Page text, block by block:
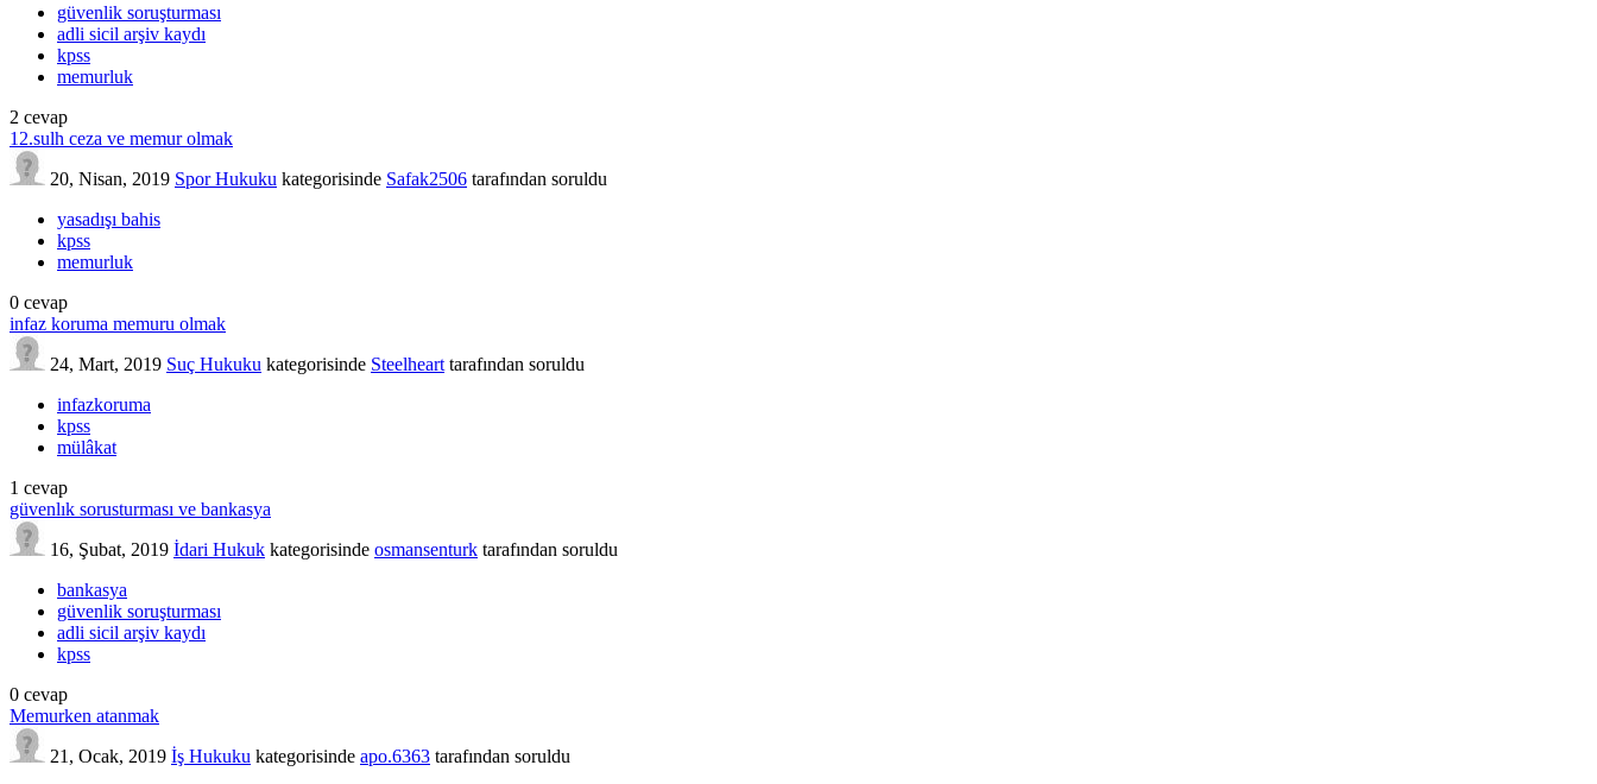
güvenlik soruşturması
adli sicil arşiv kaydı
kpss
memurluk
2 cevap
12.sulh ceza ve memur olmak
20, Nisan, 2019 Spor Hukuku kategorisinde Safak2506 tarafından soruldu
yasadışı bahis
kpss
memurluk
0 cevap
infaz koruma memuru olmak
24, Mart, 2019 Suç Hukuku kategorisinde Steelheart tarafından soruldu
infazkoruma
kpss
mülâkat
1 cevap
güvenlık sorusturması ve bankasya
16, Şubat, 2019 İdari Hukuk kategorisinde osmansenturk tarafından soruldu
bankasya
güvenlik soruşturması
adli sicil arşiv kaydı
kpss
0 cevap
Memurken atanmak
21, Ocak, 2019 İş Hukuku kategorisinde apo.6363 tarafından soruldu